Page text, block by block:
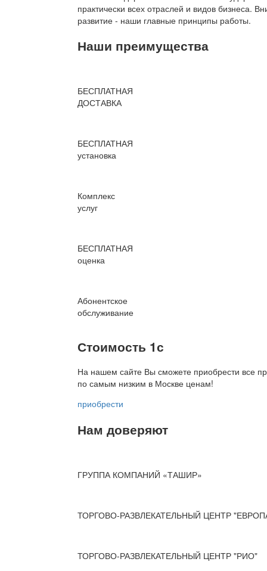
практически всех отраслей и видов бизнеса.
развитие - наши главные принципы работы.
Наши преимущества
БЕСПЛАТНАЯ
ДОСТАВКА
БЕСПЛАТНАЯ
установка
Комплекс
услуг
БЕСПЛАТНАЯ
оценка
Абонентское
обслуживание
Стоимость 1с
На нашем сайте Вы сможете приобрести все
по самым низким в Москве ценам!
приобрести
Нам доверяют
ГРУППА КОМПАНИЙ «ТАШИР»
ТОРГОВО-РАЗВЛЕКАТЕЛЬНЫЙ ЦЕНТР
ТОРГОВО-РАЗВЛЕКАТЕЛЬНЫЙ ЦЕНТР "РИО"